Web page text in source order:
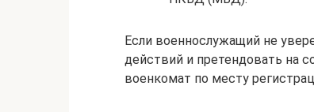
Если военнослужащий не
действий и претендовать на
военкомат по месту